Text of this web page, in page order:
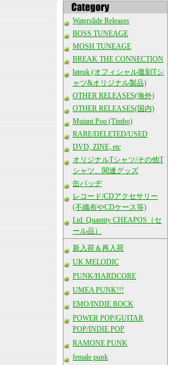
Waterslide Releases
BOSS TUNEAGE
MOSH TUNEAGE
BREAK THE CONNECTION
lateuk (オフィシャル復刻Tシ
ャツ&オリジナル製品)
OTHER RELEASES(海外)
OTHER RELEASES(国内)
Mutant Pop (Timbo)
RARE/DELETED/USED
DVD, ZINE, etc
オリジナルTシャツ/その他T
シャツ、関連グッズ
缶バッヂ
レコード/CDアクセサリー
(不織布やCDケース等)
Ltd. Quantity CHEAPOS（セ
ール品）
新入荷＆再入荷
UK MELODIC
PUNK/HARDCORE
UMEA PUNK!!!
EMO/INDIE ROCK
POWER POP/GUITAR
POP/INDIE POP
RAMONE PUNK
female punk